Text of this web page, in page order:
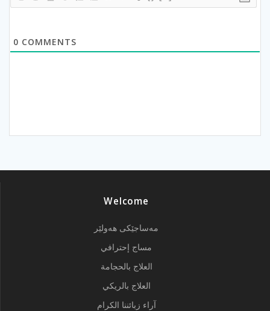
0 COMMENTS
Welcome
مەساجێکی هەولێر
مساج إحترافي
العلاج بالحجامة
العلاج بالريكي
آراء زبائننا الكرام